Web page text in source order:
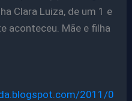
Clara Luiza, de um 1 e
aconteceu. Mãe e filha
2011/0